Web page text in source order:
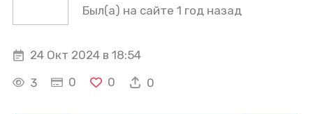
Был(а) на сайте 1 год назад
24 Окт 2024 в 18:54
3
0 0 0